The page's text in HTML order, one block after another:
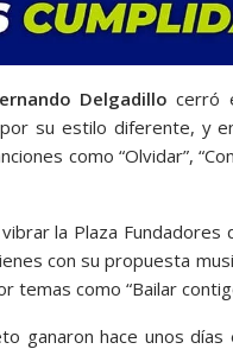
Delgadillo cerró
su estilo diferente, y
como “Olvidar”,
la Plaza
con su propuesta
como “Bailar
ganaron hace unos